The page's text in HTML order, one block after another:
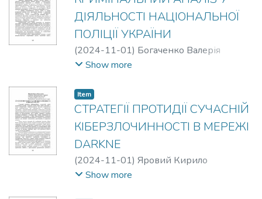
ДІЯЛЬНОСТІ НАЦІОНАЛЬНОЇ
ПОЛІЦІЇ УКРАЇНИ
(2024-11-01) Богаченко Валерія
Василівна;Марков Михайло
Show more
Item
СТРАТЕГІЇ ПРОТИДІЇ СУЧАСНІЙ
КІБЕРЗЛОЧИННОСТІ В МЕРЕЖІ
DARKNE
(2024-11-01) Яровий Кирило
Васильович
Show more